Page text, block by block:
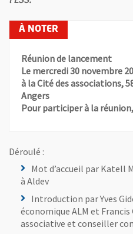
Réunion de lancement
Le mercredi 30 novembre
à la Cité des associations,
Angers
Pour participer à la
Déroulé :
Mot d’accueil par Katell
à Aldev
Introduction par Yves
économique ALM et
associative et conseiller